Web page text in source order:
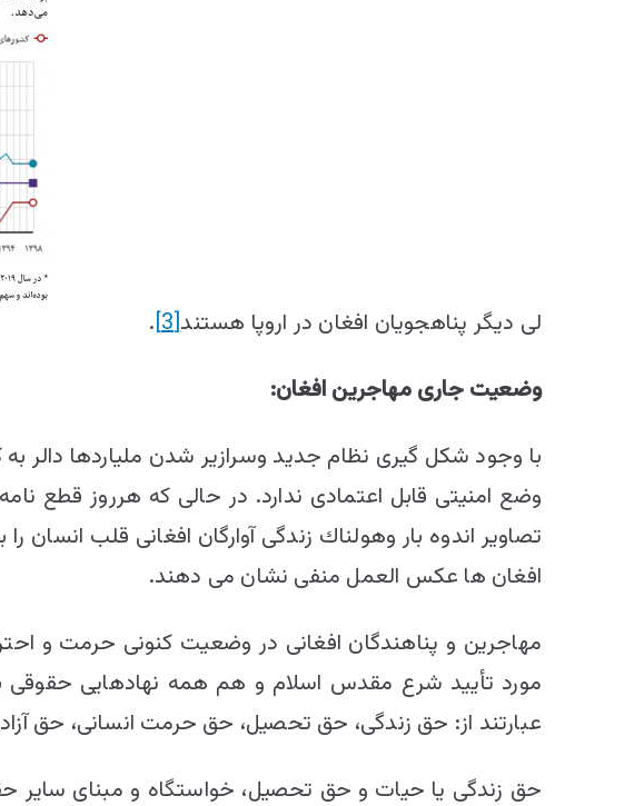
لی دیگر پناهجویان افغان در اروپا هستند[3]
.
وضعیت جاری مهاجرین افغان:
با وجود شکل گیری نظام جدید وسرازیر شدن ملیاردها
وضع امنیتی قابل اعتمادی ندارد. در حالی كه هرروز قطع‌
تصاویر اندوه ‌بار وهولناك زندگی آوارگان افغانی قلب
افغان ها عکس العمل منفی نشان می دهند.
مهاجرین و پناهندگان افغانی در وضعیت كنونی حرمت و
مورد تأیید شرع مقدس اسلام و هم همه نهادهایی حقوقی
عبارتند از: حق زندگی، حق تحصیل، حق حرمت انسانی، حق
حق زندگی یا حیات و حق تحصیل، خواستگاه و مبنای سایر